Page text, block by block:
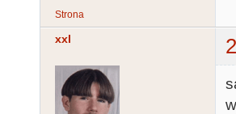
Strona
xxl